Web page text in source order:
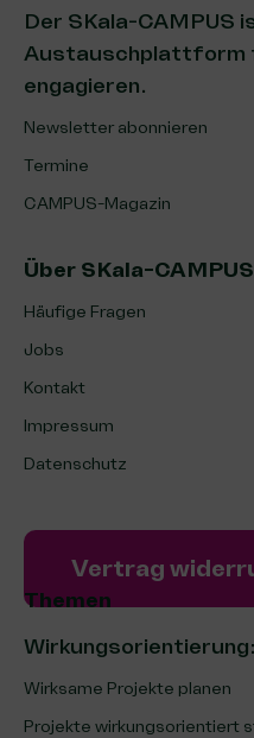
Der SKala-CAMPUS
Austauschplattform
engagieren.
Newsletter abonnieren
Termine
CAMPUS-Magazin
Über SKala-CAMPUS
Häufige Fragen
Jobs
Kontakt
Impressum
Datenschutz
Vertrag
Themen
Wirkungsorientierung:
Wirksame Projekte planen
Projekte wirkungsorientiert